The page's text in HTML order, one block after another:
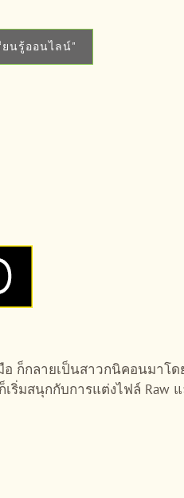
ยนรู้ออนไลน์"
ก็กลายเป็นสาวกนิคอนมาโ
ริ่มสนุกกับการแต่งไฟล์